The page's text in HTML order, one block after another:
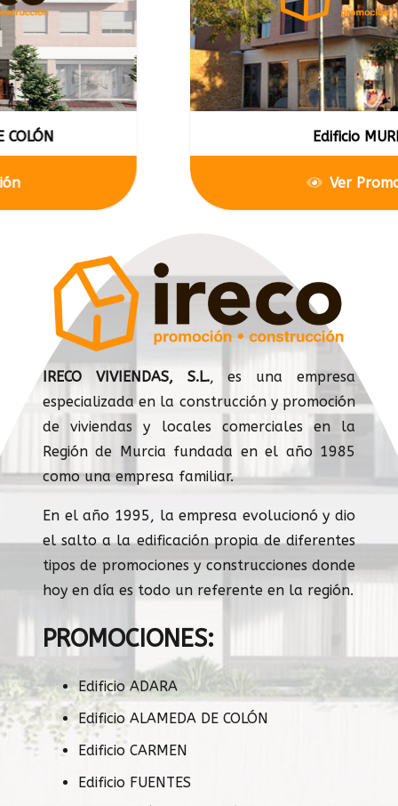
Edificio MURILLO
Ver Promoción
IRECO VIVIENDAS, S.L., es una empresa
especializada en la construcción y promoción
de viviendas y locales comerciales en la
Región de Murcia fundada en el año 1985
como una empresa familiar.
En el año 1995, la empresa evolucionó y dio
el salto a la edificación propia de diferentes
tipos de promociones y construcciones donde
hoy en día es todo un referente en la región.
PROMOCIONES:
Edificio ADARA
Edificio ALAMEDA DE COLÓN
Edificio CARMEN
Edificio FUENTES